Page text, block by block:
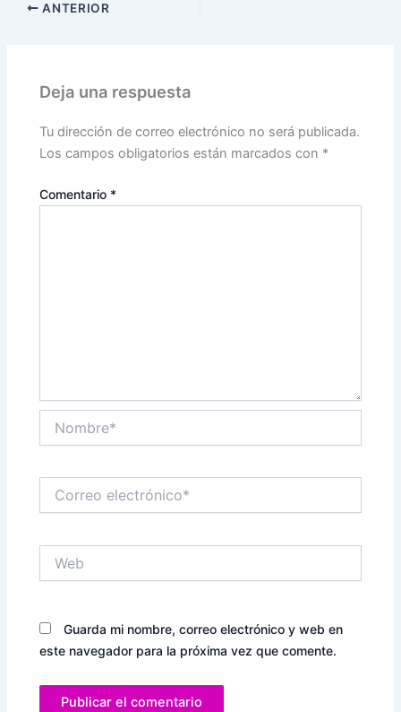
ANTERIOR
Deja una respuesta
Tu dirección de correo electrónico no será publicada.
Los campos obligatorios están marcados con *
Comentario *
electrónico*
Guarda mi nombre, correo electrónico y web en
este navegador para la próxima vez que comente.